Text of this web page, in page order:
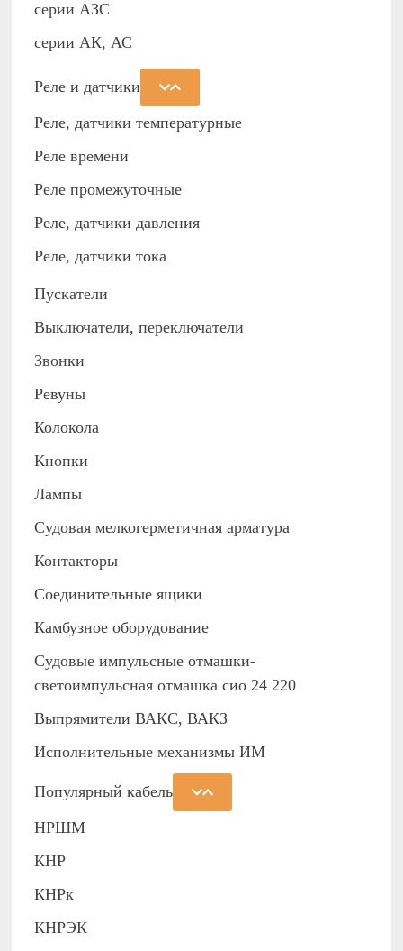
cерии АЗС
серии АК, АС
Реле и датчики
Реле, датчики температурные
Реле времени
Реле промежуточные
Реле, датчики давления
Реле, датчики тока
Пускатели
Выключатели, переключатели
Звонки
Ревуны
Колокола
Кнопки
Лампы
Судовая мелкогерметичная арматура
Контакторы
Соединительные ящики
Камбузное оборудование
Судовые импульсные отмашки-
светоимпульсная отмашка сио 24 220
Выпрямители ВАКС, ВАКЗ
Исполнительные механизмы ИМ
Популярный кабель
НРШМ
КНР
КНРк
КНРЭК